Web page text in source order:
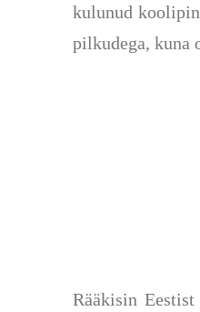
kulunud
pilkudega, kuna
Rääkisin